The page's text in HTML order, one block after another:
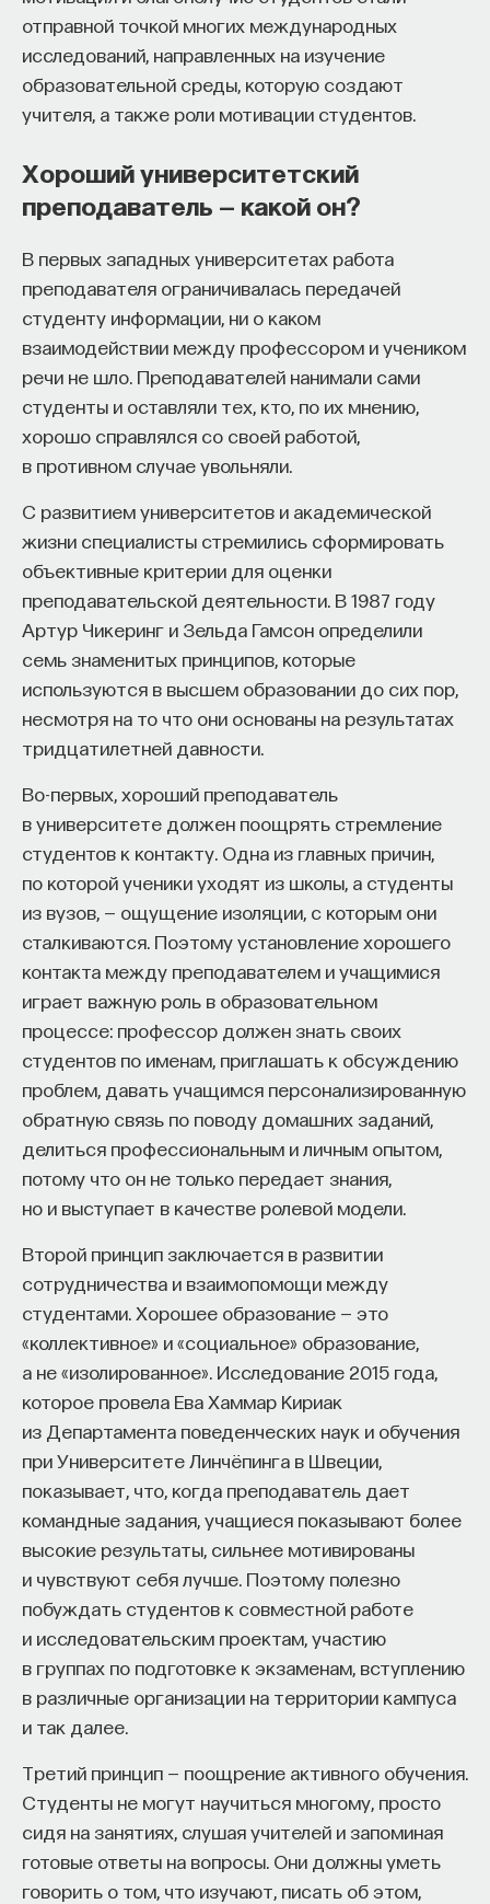
отправной точкой многих международных
исследований, направленных на изучение
образовательной среды, которую создают
учителя, а также роли мотивации студентов.
Хороший университетский
преподаватель — какой он?
В первых западных университетах работа
преподавателя ограничивалась передачей
студенту информации, ни о каком
взаимодействии между профессором и учеником
речи не шло. Преподавателей нанимали сами
студенты и оставляли тех, кто, по их мнению,
хорошо справлялся со своей работой,
в противном случае увольняли.
С развитием университетов и академической
жизни специалисты стремились сформировать
объективные критерии для оценки
преподавательской деятельности. В 1987 году
Артур Чикеринг и Зельда Гамсон определили
семь знаменитых принципов, которые
используются в высшем образовании до сих пор,
несмотря на то что они основаны на результатах
тридцатилетней давности.
Во-первых, хороший преподаватель
в университете должен поощрять стремление
студентов к контакту. Одна из главных причин,
по которой ученики уходят из школы, а студенты
из вузов, — ощущение изоляции, с которым они
сталкиваются. Поэтому установление хорошего
контакта между преподавателем и учащимися
играет важную роль в образовательном
процессе: профессор должен знать своих
студентов по именам, приглашать к обсуждению
проблем, давать учащимся персонализированную
обратную связь по поводу домашних заданий,
делиться профессиональным и личным опытом,
потому что он не только передает знания,
но и выступает в качестве ролевой модели.
Второй принцип заключается в развитии
сотрудничества и взаимопомощи между
студентами. Хорошее образование — это
«коллективное» и «социальное» образование,
а не «изолированное». Исследование 2015 года,
которое провела Ева Хаммар Кириак
из Департамента поведенческих наук и обучения
при Университете Линчёпинга в Швеции,
показывает, что, когда преподаватель дает
командные задания, учащиеся показывают более
высокие результаты, сильнее мотивированы
и чувствуют себя лучше. Поэтому полезно
побуждать студентов к совместной работе
и исследовательским проектам, участию
в группах по подготовке к экзаменам, вступлению
в различные организации на территории кампуса
и так далее.
Третий принцип — поощрение активного обучения.
Студенты не могут научиться многому, просто
сидя на занятиях, слушая учителей и запоминая
готовые ответы на вопросы. Они должны уметь
говорить о том, что изучают, писать об этом,
оно формируется. Нам долго казалось, что
преподаватель может просто хорошо и логично
изложить материал, а студент — зафиксировать
его и затем воспроизвести. Но самый важный
остается один на один с этим материалом
и пытается что-то с ним сделать. И получается,
не в аудитории, а за ее пределами».
ИИ полезен не как костыль, а как
сложный собеседник
«Мы не наказываем студентов за использование
ИИ, потому что сам факт его использования еще
ничего не объясняет. Важно не то, что студент
Если воспринимать ИИ просто как помощника,
ресурс или способ сэкономить усилия, студенты
чаще всего лишь снижают когнитивную
нагрузку — а университет вообще не для этого
создан. Они некритично делегируют агенту
самые разные задачи и переносят в эту
коммуникацию далеко не лучшие привычки.
Но если использовать ИИ как сложного
собеседника, который заставляет уточнять
основания, спорить и продумывать собственную
позицию, тогда студент действительно
продвигается. Решающее значение имеет
не объем общения и не тип задания, а характер
самой коммуникации».
«Мыслить как учёный» — подкаст основателя
ПостНауки Ивара Максутова о людях, которые
меняют мир. В каждом выпуске — разговоры
с исследователями, предпринимателями,
инвесторами и изобретателями. За десятки
эпизодов Ивар обсудил большие языковые
модели вместе с Михаилом Бурцевым, цифровые
агротехнологии с Михаилом Тавером и много
других тем — от коучинга до фармакогенетики.
В будущих выпусках их список будет только
Яндекс Музыке
VK Spotify
6/30/2026
НАПИСАТЬ НАМ
НАД МАТЕРИАЛОМ РАБОТАЛИ
Ивар Максутов
издательского дома "ПостНаука", религиовед
Ульяна Раведовская
Сения Долгачева
редактор ПостНауки